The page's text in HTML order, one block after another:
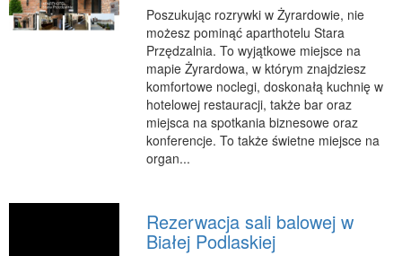
Materiały Reklamowe
Imprezy Integracyjne
Zajęcia Sportowe i Rekreacyjne
Restauracje, Catering
Poszukując rozrywki w Żyrardowie, nie
możesz pominąć aparthotelu Stara
Przędzalnia. To wyjątkowe miejsce na
mapie Żyrardowa, w którym znajdziesz
komfortowe noclegi, doskonałą kuchnię w
hotelowej restauracji, także bar oraz
miejsca na spotkania biznesowe oraz
konferencje. To także świetne miejsce na
organ...
Rezerwacja sali balowej w
Białej Podlaskiej